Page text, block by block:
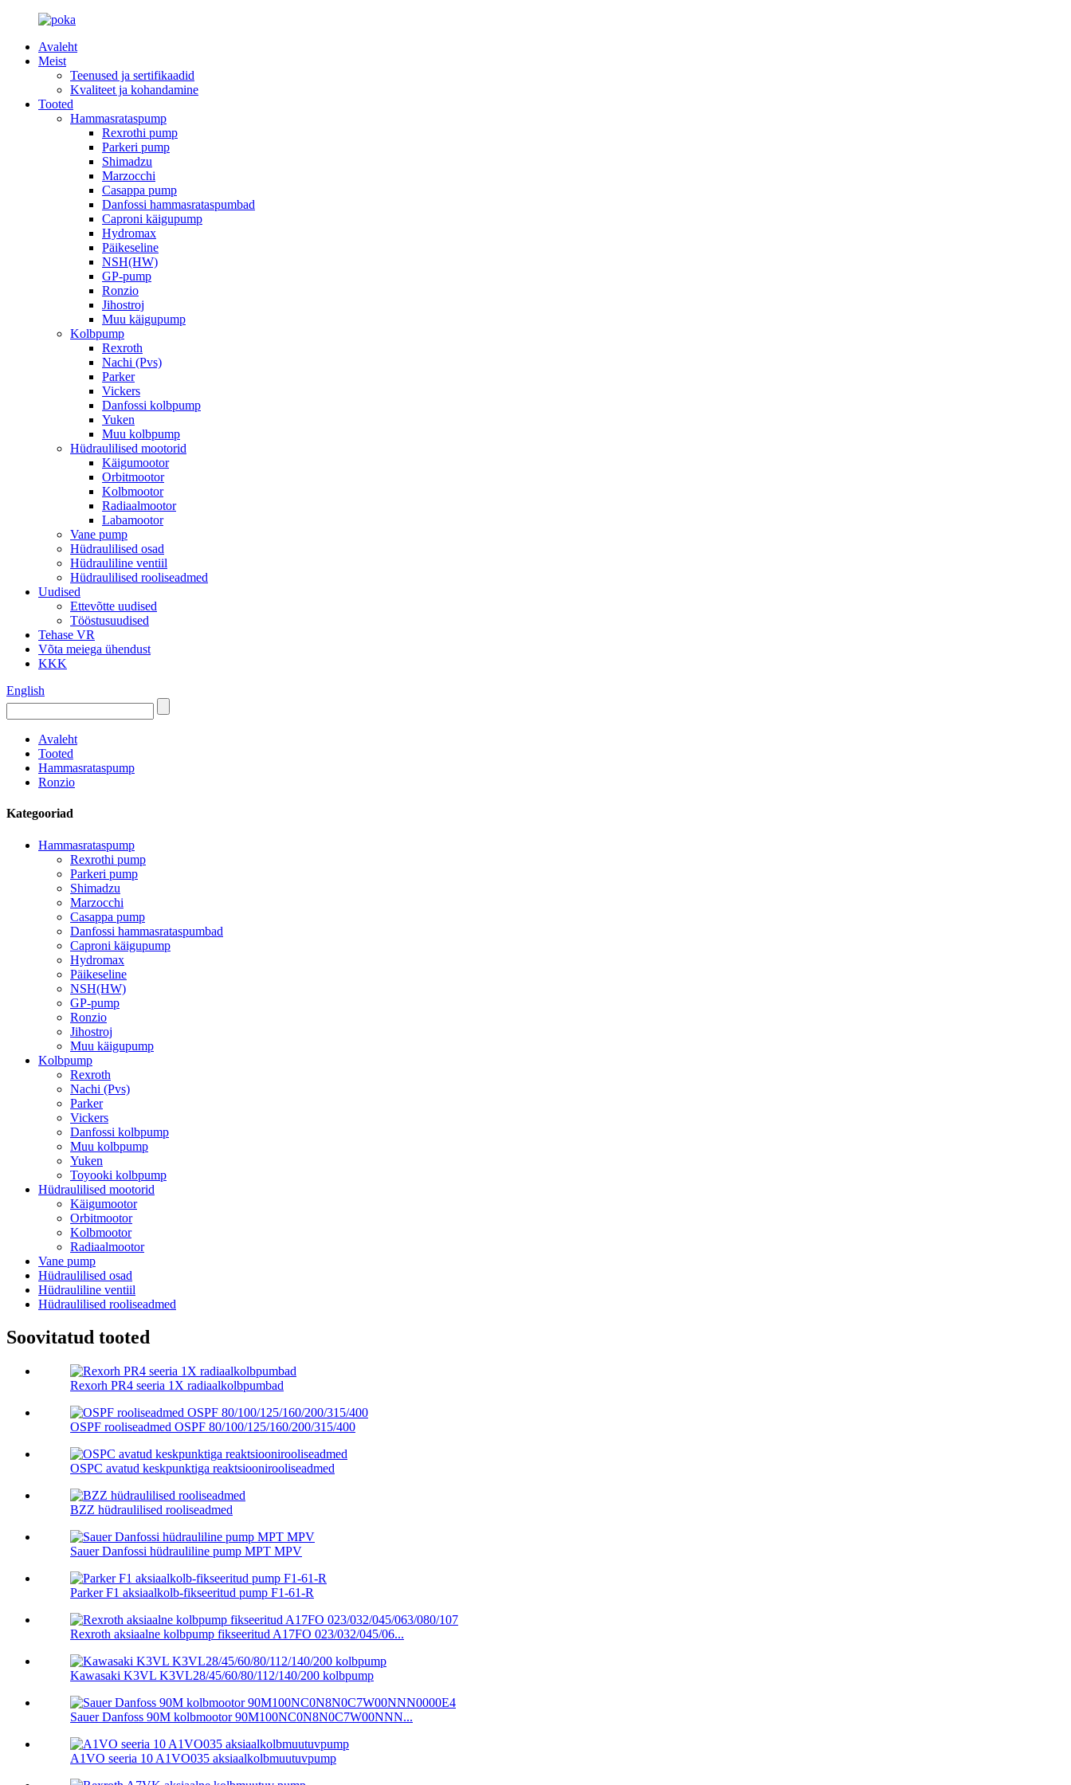
Avaleht
Meist
Teenused ja sertifikaadid
Kvaliteet ja kohandamine
Tooted
Hammasrataspump
Rexrothi pump
Parkeri pump
Shimadzu
Marzocchi
Casappa pump
Danfossi hammasrataspumbad
Caproni käigupump
Hydromax
Päikeseline
NSH(HW)
GP-pump
Ronzio
Jihostroj
Muu käigupump
Kolbpump
Rexroth
Nachi (Pvs)
Parker
Vickers
Danfossi kolbpump
Yuken
Muu kolbpump
Hüdraulilised mootorid
Käigumootor
Orbitmootor
Kolbmootor
Radiaalmootor
Labamootor
Vane pump
Hüdraulilised osad
Hüdrauliline ventiil
Hüdraulilised rooliseadmed
Uudised
Ettevõtte uudised
Tööstusuudised
Tehase VR
Võta meiega ühendust
KKK
English
Avaleht
Tooted
Hammasrataspump
Ronzio
Kategooriad
Hammasrataspump
Rexrothi pump
Parkeri pump
Shimadzu
Marzocchi
Casappa pump
Danfossi hammasrataspumbad
Caproni käigupump
Hydromax
Päikeseline
NSH(HW)
GP-pump
Ronzio
Jihostroj
Muu käigupump
Kolbpump
Rexroth
Nachi (Pvs)
Parker
Vickers
Danfossi kolbpump
Muu kolbpump
Yuken
Toyooki kolbpump
Hüdraulilised mootorid
Käigumootor
Orbitmootor
Kolbmootor
Radiaalmootor
Vane pump
Hüdraulilised osad
Hüdrauliline ventiil
Hüdraulilised rooliseadmed
Soovitatud tooted
Rexorh PR4 seeria 1X radiaalkolbpumbad
OSPF rooliseadmed OSPF 80/100/125/160/200/315/400
OSPC avatud keskpunktiga reaktsioonirooliseadmed
BZZ hüdraulilised rooliseadmed
Sauer Danfossi hüdrauliline pump MPT MPV
Parker F1 aksiaalkolb-fikseeritud pump F1-61-R
Rexroth aksiaalne kolbpump fikseeritud A17FO 023/032/045/06...
Kawasaki K3VL K3VL28/45/60/80/112/140/200 kolbpump
Sauer Danfoss 90M kolbmootor 90M100NC0N8N0C7W00NNN...
A1VO seeria 10 A1VO035 aksiaalkolbmuutuvpump